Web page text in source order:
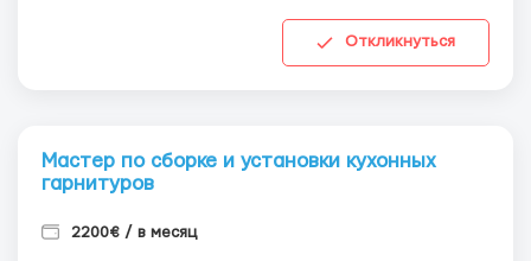
Откликнуться
Мастер по сборке и установки кухонных
гарнитуров
2200€ / в месяц